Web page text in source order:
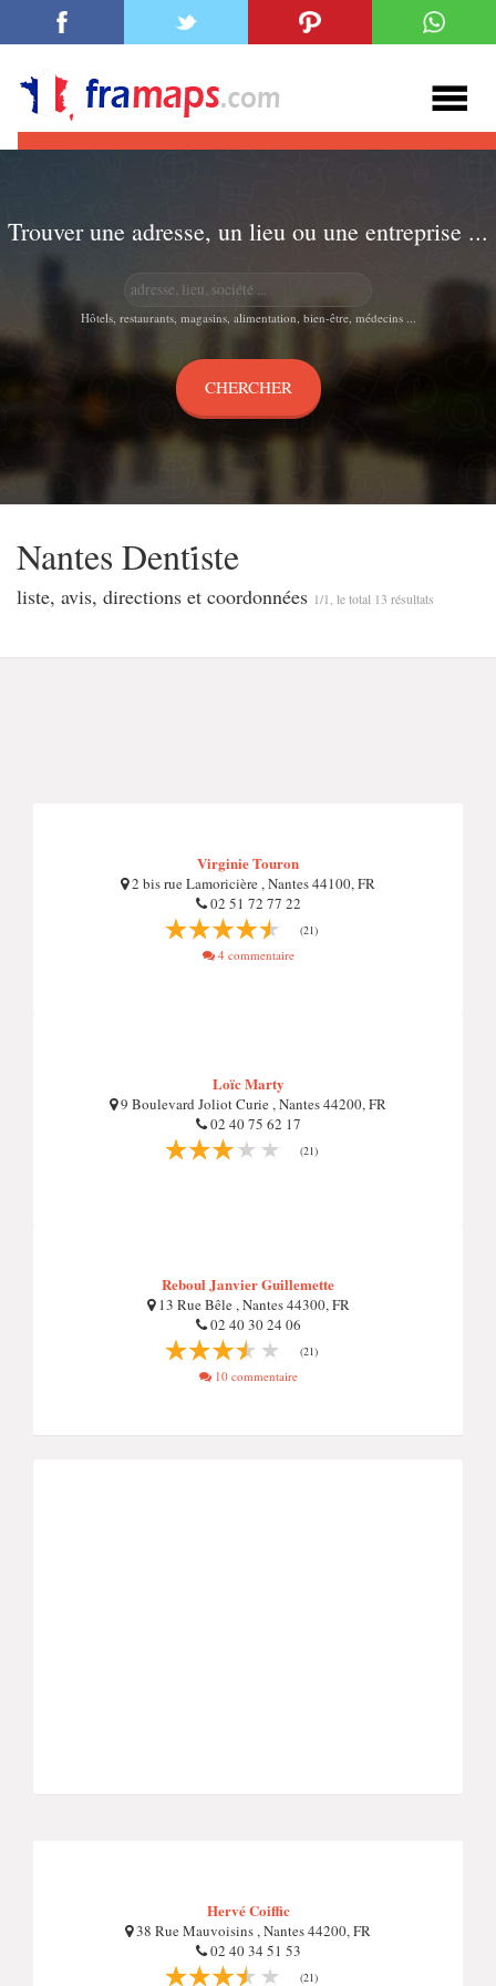
Trouver une adresse, un lieu ou une entreprise ...
Hôtels, restaurants, magasins, alimentation, bien-être, médecins ...
Nantes Denti̇ste
liste, avis, directions et coordonnées 1/1, le total 13 résultats
Virginie Touron
2 bis rue Lamoricière , Nantes 44100, FR
02 51 72 77 22
(21)
4 commentaire
Loïc Marty
9 Boulevard Joliot Curie , Nantes 44200, FR
02 40 75 62 17
(21)
Reboul Janvier Guillemette
13 Rue Bêle , Nantes 44300, FR
02 40 30 24 06
(21)
10 commentaire
Hervé Coiffic
38 Rue Mauvoisins , Nantes 44200, FR
02 40 34 51 53
(21)